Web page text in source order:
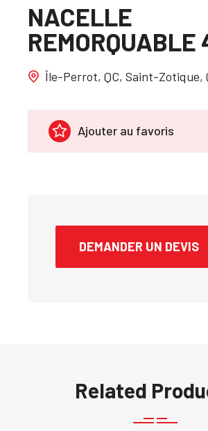
NACELLE
REMORQUABLE
Île-Perrot, QC, Saint-Zotique,
Ajouter au favoris
DEMANDER UN DEVIS
Related